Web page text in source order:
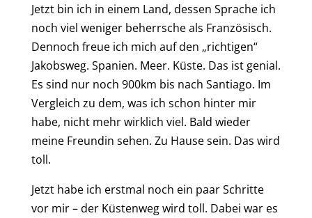
Jetzt bin ich in einem Land, dessen Sprache ich
noch viel weniger beherrsche als Französisch.
Dennoch freue ich mich auf den „richtigen“
Jakobsweg. Spanien. Meer. Küste. Das ist genial.
Es sind nur noch 900km bis nach Santiago. Im
Vergleich zu dem, was ich schon hinter mir
habe, nicht mehr wirklich viel. Bald wieder
meine Freundin sehen. Zu Hause sein. Das wird
toll.
Jetzt habe ich erstmal noch ein paar Schritte
vor mir –der Küstenwegwird toll. Dabei war es